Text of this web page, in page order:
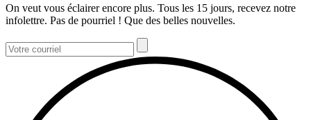
On veut vous éclairer encore plus. Tous les 15 jours, recevez notre
infolettre. Pas de pourriel ! Que des belles nouvelles.